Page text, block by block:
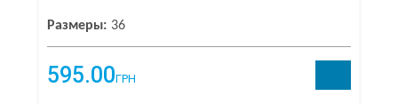
Размеры: 36
595.00ГРН